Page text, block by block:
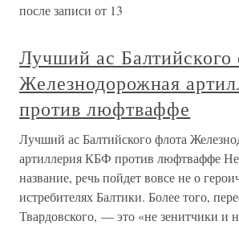
после записи от 13
Лучший ас Балтийского
Железнодорожная
против люфтваффе
Лучший ас Балтийского флота
артиллерия КБФ против люфтваффе
название, речь пойдет вовсе не о
истребителях Балтики. Более того,
Твардовского, — это «не зенитчики и